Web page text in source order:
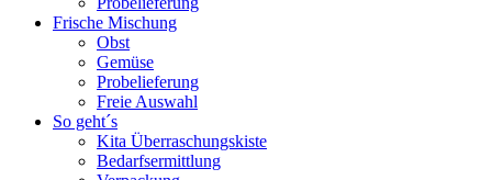
Frische Mischung
Obst
Gemüse
Probelieferung
Freie Auswahl
So geht´s
Kita Überraschungskiste
Bedarfsermittlung